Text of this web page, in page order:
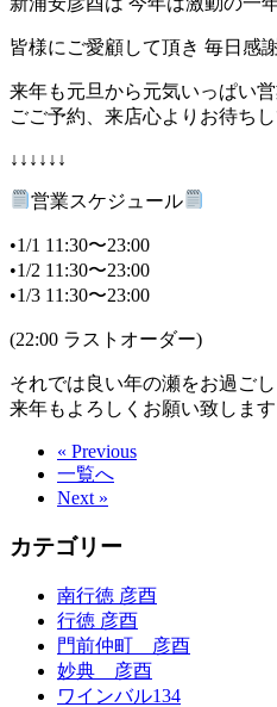
皆様にご愛顧して頂き 毎日感
来年も元旦から元気いっぱい
ごご予約、来店心よりお待ち
↓↓↓↓↓↓
営業スケジュール
•1/1 11:30〜23:00
•1/2 11:30〜23:00
•1/3 11:30〜23:00
(22:00 ラストオーダー)
それでは良い年の瀬をお過ごし
来年もよろしくお願い致します
« Previous
一覧へ
Next »
カテゴリー
南行徳 彦酉
行徳 彦酉
門前仲町 彦酉
妙典 彦酉
ワインバル134